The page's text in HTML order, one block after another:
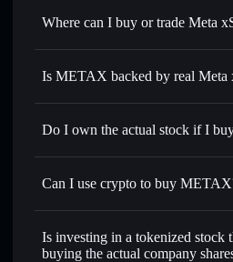
Where can I buy or trade Meta
Is METAX backed by real Meta
Do I own the actual stock if I
Can I use crypto to buy
Is investing in a tokenized stock
buying the actual company